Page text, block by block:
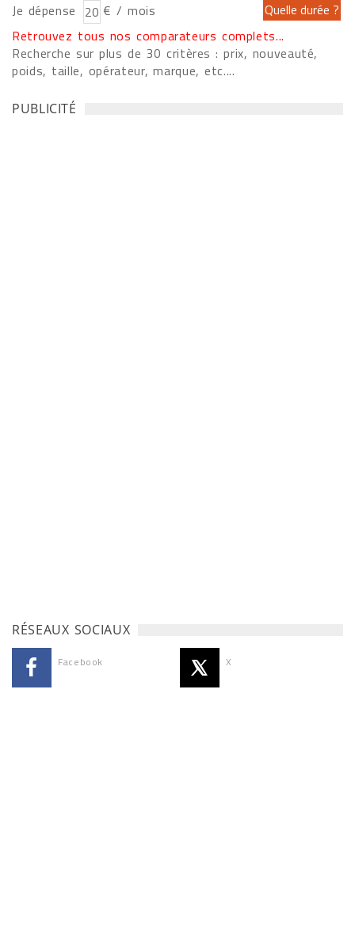
Je dépense
€ / mois
Retrouvez tous nos comparateurs complets...
Recherche sur plus de 30 critères : prix, nouveauté,
poids, taille, opérateur, marque, etc....
PUBLICITÉ
RÉSEAUX SOCIAUX
Facebook X